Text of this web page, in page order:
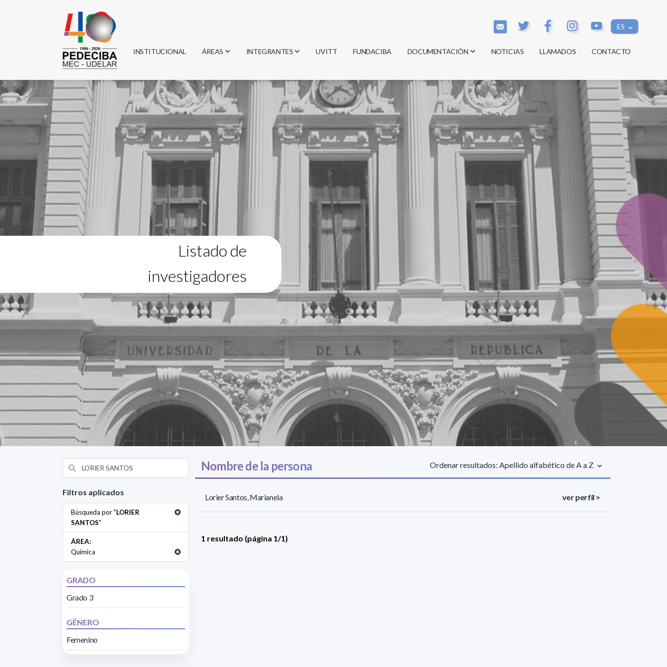
ES
INSTITUCIONAL ÁREAS
Biología
Física
Geociencias
Informática
Matemática
INTEGRANTES
Investigadores
Estudiantes
Egresados
UVITT FUNDACIBA DOCUMENTACIÓN
Actas
Reglamentos
Documentos
NOTICIAS LLAMADOS CONTACTO
Listado de
investigadores
Filtros aplicados
Búsqueda por "LORIER
SANTOS"
ÁREA:
Química
GRADO
Grado 3
GÉNERO
Femenino
Nombre de la persona Ordenar resultados: Apellido alfabético de A a Z
Lorier Santos, Marianela ver perfil >
1 resultado (página 1/1)